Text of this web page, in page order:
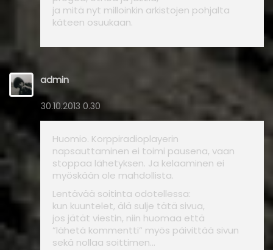
ja mitä nyt milloinkin arkistojen pohjalta
käteen osuukaan.
admin
30.10.2013 0.30
Huomio. Korppiradioplayerin
napsauttaminen ei toimi pausena, vaan
stoppaa lähetyksen. Ja kelaaminen ei
myöskään ole mahdollista.
Lentävää soitinta odotellessa:
kun kuuntelet, älä sulje tätä sivua,
jos jätät viestin, niin huomaa että
”lähetä kommentti” myös päivittää sivun
sekä nollaa soittimen…